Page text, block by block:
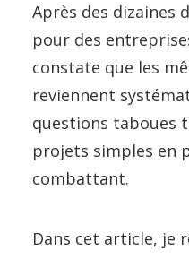
Après des dizaines
pour des
constate que les
reviennent
questions taboues
projets simples en
combattant.
Dans cet article, je